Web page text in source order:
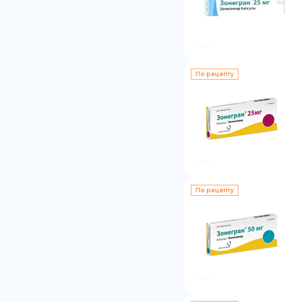
По рецепту
По рецепту